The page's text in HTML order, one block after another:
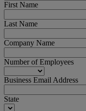
First Name
Last Name
Company Name
Number of Employees
Business Email Address
State